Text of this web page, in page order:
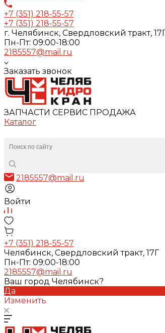
+7 (351) 218-55-57
+7 (351) 218-55-57
г. Челябинск, Свердловский тракт,
Пн-Пт: 09:00-18:00
2185557@mail.ru
Заказать звонок
ЗАПЧАСТИ СЕРВИС ПРОДАЖА
Каталог
2185557@mail.ru
Войти
+7 (351) 218-55-57
Челябинск, Свердловский тракт, 17Г
Пн-Пт: 09:00-18:00
2185557@mail.ru
Ваш город Челябинск?
Да
Изменить